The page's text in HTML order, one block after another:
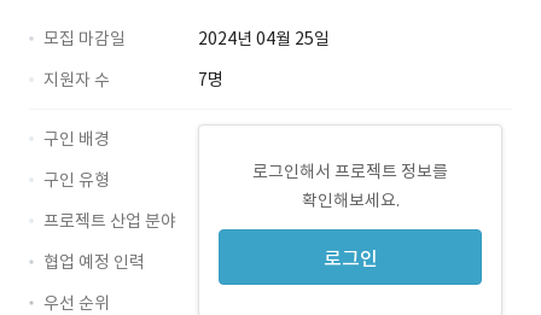
모집 마감일
2024년 04월 25일
지원자 수
7명
로그인해서 프로젝트 정보를
확인해보세요.
로그인
구인 배경
구인 유형
프로젝트 산업 분야
협업 예정 인력
우선 순위